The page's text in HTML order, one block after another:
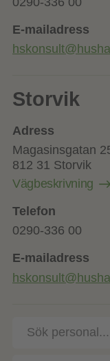
E-mailadress
Storvik
Adress
Magasinsgatan
812 31 Storvik
Vägbeskrivning
Telefon
0290-336 00
E-mailadress
personal